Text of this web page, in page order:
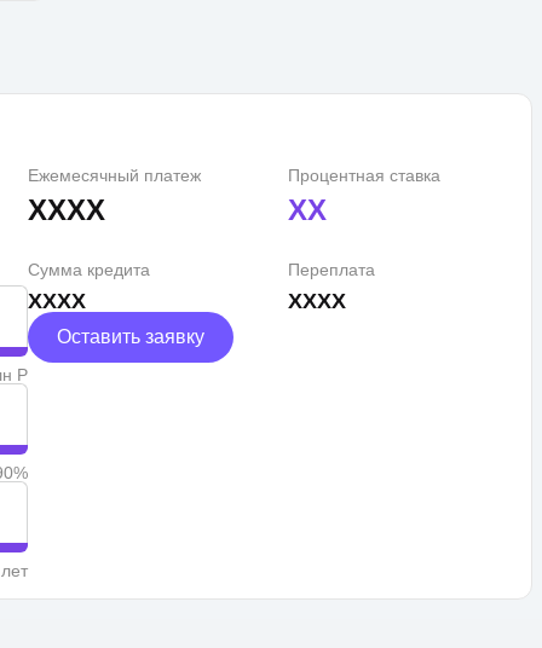
Р
Ежемесячный платеж
XXXX
Процентная ставка
XX
Сумма кредита
XXXX
Переплата
XXXX
Оставить заявку